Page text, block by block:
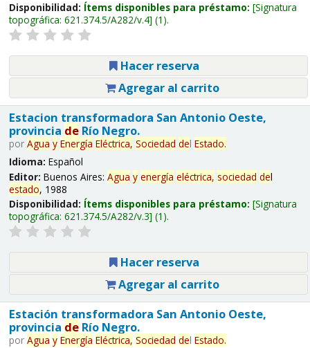
Disponibilidad: Ítems disponibles para préstamo: Signatura
topográfica: 621.374.5/A282/v.4 (1).
Hacer reserva
Agregar al carrito
Estacion transformadora San Antonio Oeste,
provincia deRío Negro.
por Agua y Energía Eléctrica, Sociedad del Estado.
Idioma: Español
Editor: Buenos Aires: Agua y energía eléctrica, sociedad del
estado, 1988
Disponibilidad: Ítems disponibles para préstamo: Signatura
topográfica: 621.374.5/A282/v.3 (1).
Hacer reserva
Agregar al carrito
Estación transformadora San Antonio Oeste,
provincia deRío Negro.
por Agua y Energía Eléctrica, Sociedad del Estado.